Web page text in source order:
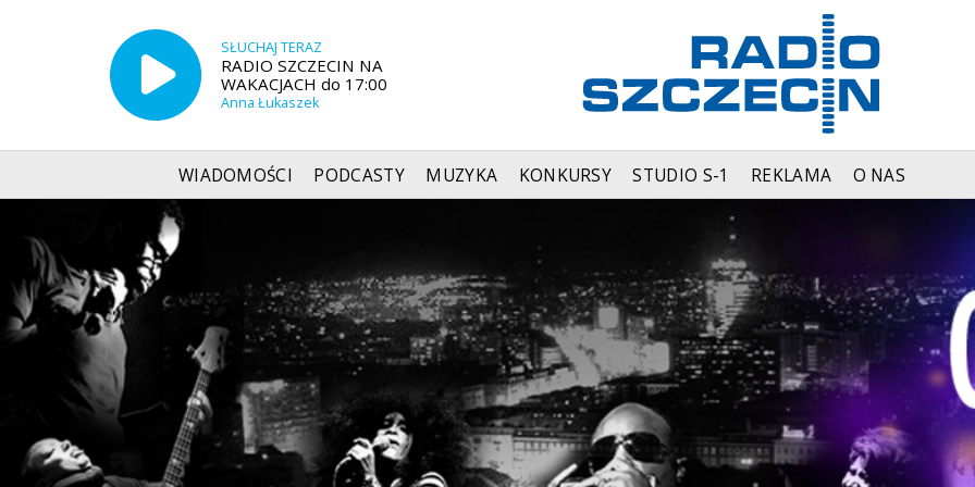
SŁUCHAJ TERAZ
RADIO SZCZECIN NA
WAKACJACH do 17:00
Anna Łukaszek
WIADOMOŚCI PODCASTY MUZYKA KONKURSY STUDIO S-1 REKLAMA O NAS